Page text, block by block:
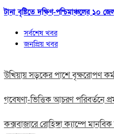
টানা বৃষ্টিতে দক্ষিণ-পশ্চিমাঞ্চলের ১০
সর্বশেষ খবর
জনপ্রিয় খবর
উখিয়ায় সড়কের পাশে বৃক্ষরোপণ
গবেষণা-ভিত্তিক আচরণ পরিবর্তনে
কক্সবাজারে রোহিঙ্গা ক্যাম্পে